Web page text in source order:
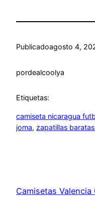
Publicadoagosto 4,
pordealcoolya
Etiquetas:
camiseta nicaragua
joma, zapatillas
Camisetas Valencia